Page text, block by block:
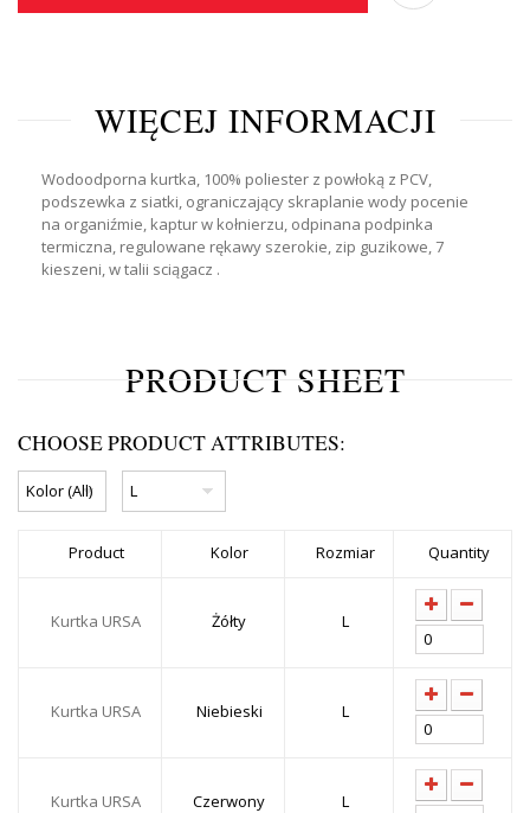
WIĘCEJ INFORMACJI
Wodoodporna kurtka, 100% poliester z powłoką z PCV,
podszewka z siatki, ograniczający skraplanie wody pocenie
na organiźmie, kaptur w kołnierzu, odpinana podpinka
termiczna, regulowane rękawy szerokie, zip guzikowe, 7
kieszeni, w talii sciągacz .
PRODUCT SHEET
CHOOSE PRODUCT ATTRIBUTES:
Product Kolor Rozmiar Quantity
Kurtka URSA Żółty L
Kurtka URSA Niebieski L
Kurtka URSA Czerwony L